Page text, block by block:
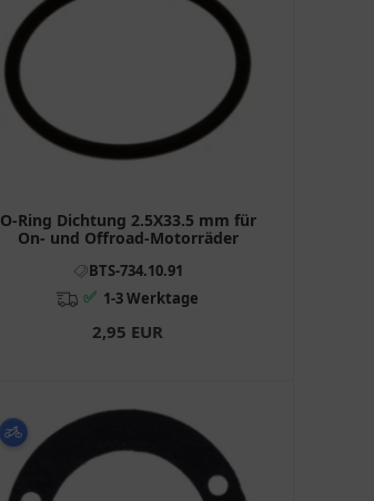
O-Ring Dichtung 2.5X33.5 mm für
On- und Offroad-Motorräder
BTS-734.10.91
✅ 1-3 Werktage
2,95 EUR